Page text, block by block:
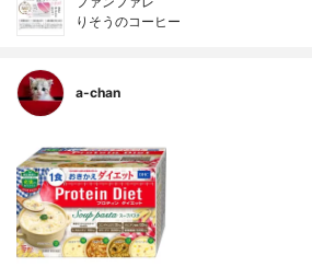
りそうのコーヒー
a-chan